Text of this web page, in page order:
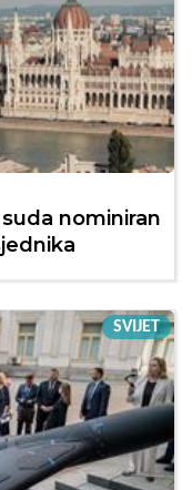
nominiran
SVIJET